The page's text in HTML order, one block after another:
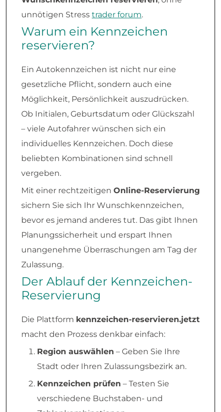
unnötigen Stress trader forum.
Warum ein Kennzeichen
reservieren?
Ein Autokennzeichen ist nicht nur eine
gesetzliche Pflicht, sondern auch eine
Möglichkeit, Persönlichkeit auszudrücken.
Ob Initialen, Geburtsdatum oder Glückszahl
– viele Autofahrer wünschen sich ein
individuelles Kennzeichen. Doch diese
beliebten Kombinationen sind schnell
vergeben.
Mit einer rechtzeitigen Online-Reservierung
sichern Sie sich Ihr Wunschkennzeichen,
bevor es jemand anderes tut. Das gibt Ihnen
Planungssicherheit und erspart Ihnen
unangenehme Überraschungen am Tag der
Zulassung.
Der Ablauf der Kennzeichen-
Reservierung
Die Plattform kennzeichen-reservieren.jetzt
macht den Prozess denkbar einfach:
Region auswählen – Geben Sie Ihre
Stadt oder Ihren Zulassungsbezirk an.
Kennzeichen prüfen – Testen Sie
verschiedene Buchstaben- und